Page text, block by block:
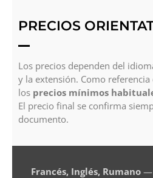
PRECIOS
Los precios dependen del
y la extensión. Como
los precios mínimos
El precio final se confirma
documento.
Francés, Inglés, Rumano —